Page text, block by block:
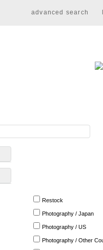
advanced search
Restock
Photography / Japan
Photography / US
Photography / Other